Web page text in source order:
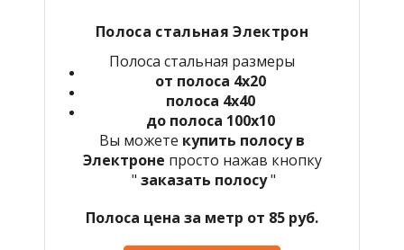
Полоса стальная Электрон
Полоса стальная размеры
от полоса 4х20
полоса 4х40
до полоса 100х10
Вы можете купить полосу в
Электроне просто нажав кнопку
" заказать полосу"
Полоса цена за метр от 85 руб.